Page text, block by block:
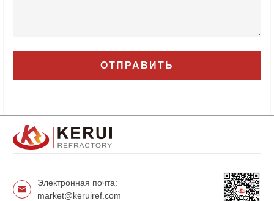
Электронная почта:
market@keruiref.com